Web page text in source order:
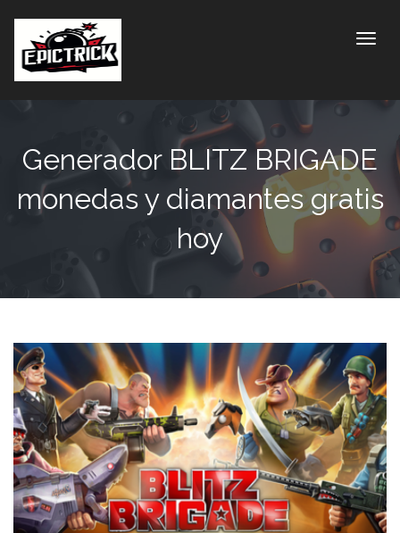
Generador BLITZ BRIGADE
monedas y diamantes gratis
hoy